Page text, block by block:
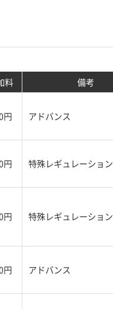
料 備考
円 アドバンス
円 特殊レギュレーション
円 特殊レギュレーション
円 アドバンス